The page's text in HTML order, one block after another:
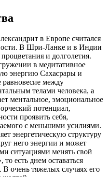
в Европе считался
В Шри-Ланке и в Индии
и долголетия.
в медитативное
энергию Сахасрары и
равновесие между
телами человека, а
ментальное, эмоциональное
потенциал,
проявить себя,
с меньшими усилиями.
энергетическую структуру
него энергии и может
ситуациями менять свой
есть днем оставаться
очень тяжелых случаях его